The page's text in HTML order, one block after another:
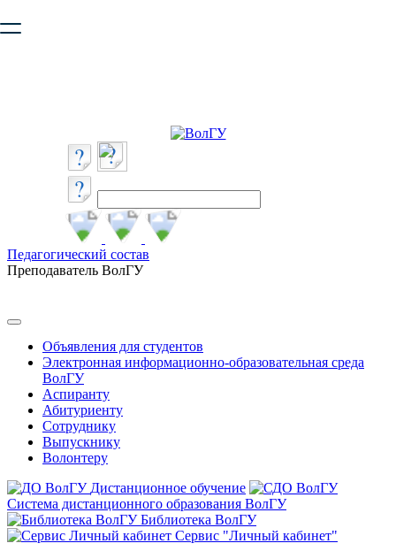
безопасную работу с сайтом. Пожалуйста
Педагогический состав
Преподаватель ВолГУ
Объявления для студентов
Электронная информационно-образовательная среда
ВолГУ
Аспиранту
Абитуриенту
Сотруднику
Выпускнику
Волонтеру
Дистанционное обучение
Система дистанционного образования ВолГУ
Библиотека ВолГУ
Сервис "Личный кабинет"